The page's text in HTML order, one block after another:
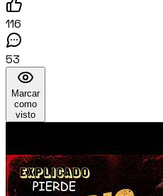
116
53
Marcar
como
visto